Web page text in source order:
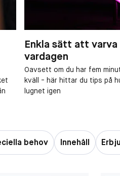
Enkla sätt att varva
vardagen
Oavsett om du har fem
kväll - här hittar du tips på
lugnet igen
behov Innehåll